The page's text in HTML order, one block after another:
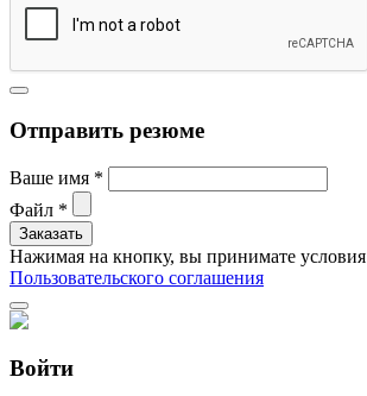
Отправить резюме
Ваше имя *
Файл *
Нажимая на кнопку, вы принимате условия
Пользовательского соглашения
Войти